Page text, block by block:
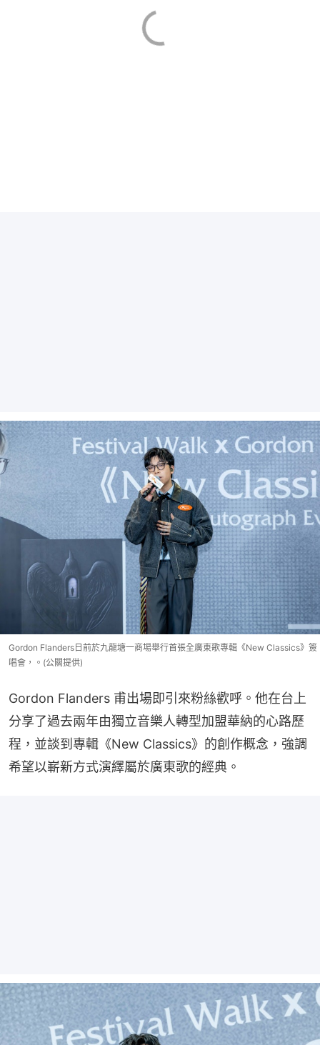
Gordon Flanders日前於九龍塘一商場舉行首張全廣東歌專輯《New Classics》簽
唱會，。(公關提供)
Gordon Flanders 甫出場即引來粉絲歡呼。他在台上
分享了過去兩年由獨立音樂人轉型加盟華納的心路歷
程，並談到專輯《New Classics》的創作概念，強調
希望以嶄新方式演繹屬於廣東歌的經典。